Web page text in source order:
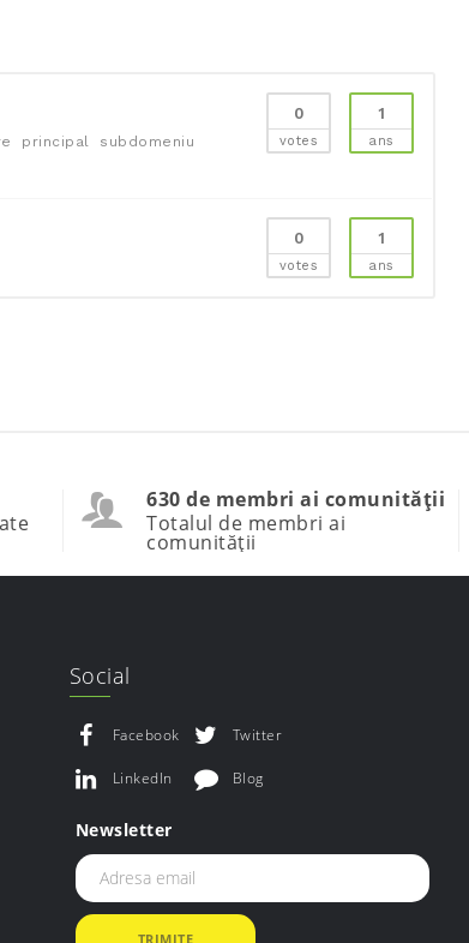
0
votes
1
ans
principal
subdomeniu
0
votes
1
ans
630 de membri ai comunității
Totalul de membri ai
comunității
Social
Facebook Twitter
LinkedIn Blog
Newsletter